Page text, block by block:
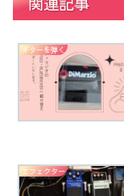
ギターを弾く
エフェクター